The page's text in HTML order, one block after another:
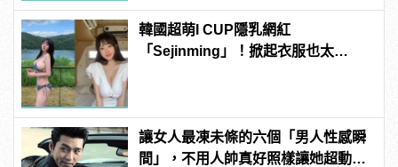
韓國超萌I CUP隱乳網紅
「Sejinming」！掀起衣服也太
讓女人最凍未條的六個「男人性感瞬
間」，不用人帥真好照樣讓她超動